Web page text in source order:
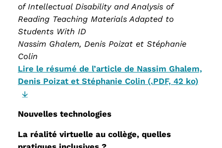
of Intellectual Disability and Analysis of
Reading Teaching Materials Adapted to
Students With ID
Nassim Ghalem, Denis Poizat et Stéphanie
Colin
Lire le résumé de l’article de Nassim Ghalem,
Denis Poizat et Stéphanie Colin (.PDF, 42 ko)
Nouvelles technologies
La réalité virtuelle au collège, quelles